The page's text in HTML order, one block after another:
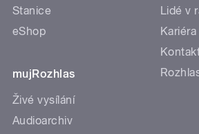
Stanice
eShop
mujRozhlas
Živé vysílání
Audioarchiv
Lidé v
Kariéra